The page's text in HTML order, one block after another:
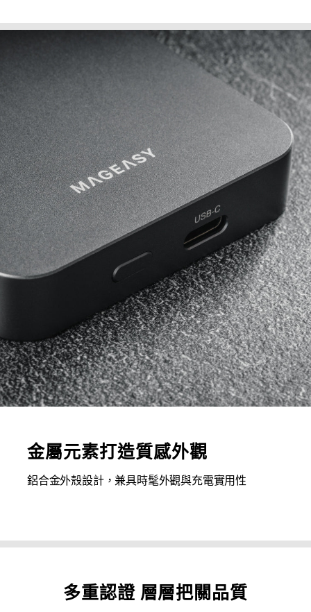
金屬元素打造質感外觀
鋁合金外殼設計，兼具時髦外觀與充電實用性
多重認證 層層把關品質